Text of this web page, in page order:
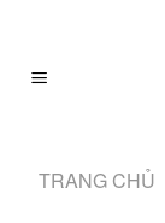
content
TRANG CHỦ